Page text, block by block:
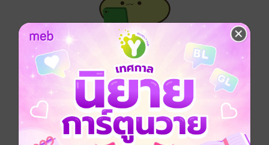
กรุณาเข้าสู่ระบบก่อนดำเนินรายการด้วยค่ะ
ล็อกอินเข้าระบบ